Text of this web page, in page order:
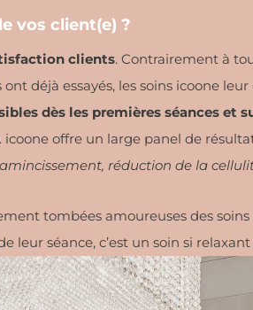
vos client(e) ?
clients. Contrairement à
déjà essayés, les soins icoone
dès les premières séances et
. icoone offre un large panel de
réduction de la
tombées amoureuses des soins
leur séance, c’est un soin si relaxant